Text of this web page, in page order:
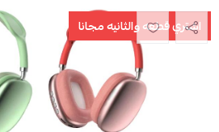
اشتري قطعه والثانيه مجانا